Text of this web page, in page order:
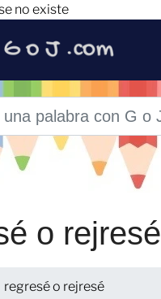
no existe
o rejresé
regresé o rejresé